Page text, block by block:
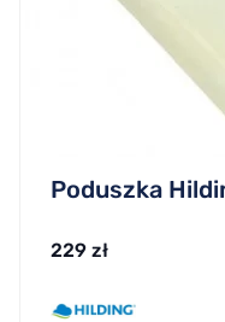
Poduszka
229 zł